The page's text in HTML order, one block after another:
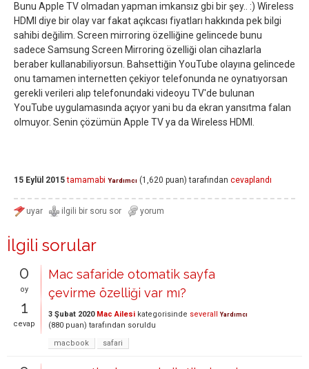
Bunu Apple TV olmadan yapman imkansız gbi bir şey.. :) Wireless
HDMI diye bir olay var fakat açıkcası fiyatları hakkında pek bilgi
sahibi değilim. Screen mirroring özelliğine gelincede bunu
sadece Samsung Screen Mirroring özelliği olan cihazlarla
beraber kullanabiliyorsun. Bahsettiğin YouTube olayına gelincede
onu tamamen internetten çekiyor telefonunda ne oynatıyorsan
gerekli verileri alıp telefonundaki videoyu TV'de bulunan
YouTube uygulamasında açıyor yani bu da ekran yansıtma falan
olmuyor. Senin çözümün Apple TV ya da Wireless HDMI.
15 Eylül 2015 tamamabi Yardımcı (1,620 puan) tarafından cevaplandı
İlgili sorular
0
oy
1
cevap
Mac safaride otomatik sayfa
çevirme özelliği var mı?
3 Şubat 2020 Mac Ailesi kategorisinde severall Yardımcı
(880 puan) tarafından soruldu
macbook
safari